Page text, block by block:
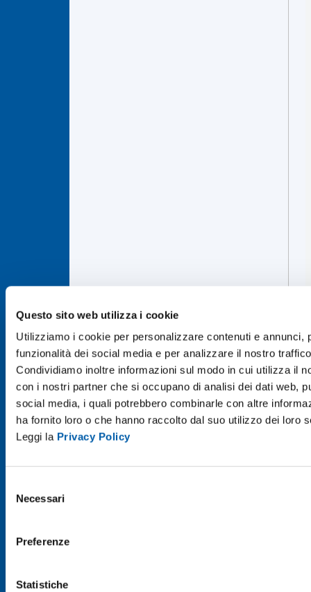
Questo sito web utilizza i cookie
Utilizziamo i cookie per personalizzare contenuti e annunci,
funzionalità dei social media e per analizzare il nostro
Condividiamo inoltre informazioni sul modo in cui utilizza il
con i nostri partner che si occupano di analisi dei dati web,
social media, i quali potrebbero combinarle con altre
ha fornito loro o che hanno raccolto dal suo utilizzo dei loro
Leggi la Privacy Policy
delNecessari
Preferenze
Statistiche